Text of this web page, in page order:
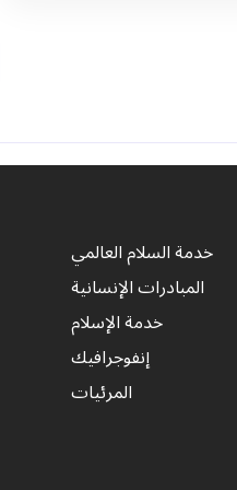
خدمة السلام العالمي
المبادرات الإنسانية
خدمة الإسلام
إنفوجرافيك
المرئيات